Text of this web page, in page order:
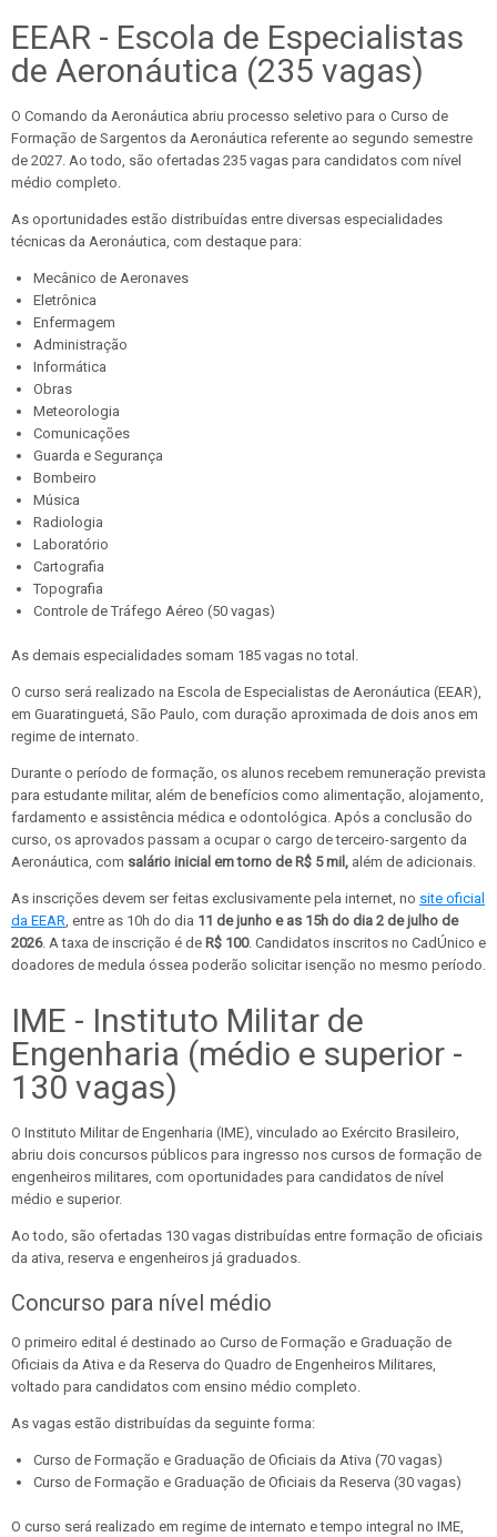
EEAR - Escola de Especialistas
de Aeronáutica (235 vagas)
O Comando da Aeronáutica abriu processo seletivo para o Curso de
Formação de Sargentos da Aeronáutica referente ao segundo semestre
de 2027. Ao todo, são ofertadas 235 vagas para candidatos com nível
médio completo.
As oportunidades estão distribuídas entre diversas especialidades
técnicas da Aeronáutica, com destaque para:
Mecânico de Aeronaves
Eletrônica
Enfermagem
Administração
Informática
Obras
Meteorologia
Comunicações
Guarda e Segurança
Bombeiro
Música
Radiologia
Laboratório
Cartografia
Topografia
Controle de Tráfego Aéreo (50 vagas)
As demais especialidades somam 185 vagas no total.
O curso será realizado na Escola de Especialistas de Aeronáutica (EEAR),
em Guaratinguetá, São Paulo, com duração aproximada de dois anos em
regime de internato.
Durante o período de formação, os alunos recebem remuneração prevista
para estudante militar, além de benefícios como alimentação, alojamento,
fardamento e assistência médica e odontológica. Após a conclusão do
curso, os aprovados passam a ocupar o cargo de terceiro-sargento da
Aeronáutica, com salário inicial em torno de R$ 5 mil, além de adicionais.
As inscrições devem ser feitas exclusivamente pela internet, no site oficial
da EEAR, entre as 10h do dia 11 de junho e as 15h do dia 2 de julho de
2026. A taxa de inscrição é de R$ 100. Candidatos inscritos no CadÚnico e
doadores de medula óssea poderão solicitar isenção no mesmo período.
IME - Instituto Militar de
Engenharia (médio e superior -
130 vagas)
O Instituto Militar de Engenharia (IME), vinculado ao Exército Brasileiro,
abriu dois concursos públicos para ingresso nos cursos de formação de
engenheiros militares, com oportunidades para candidatos de nível
médio e superior.
Ao todo, são ofertadas 130 vagas distribuídas entre formação de oficiais
da ativa, reserva e engenheiros já graduados.
Concurso para nível médio
O primeiro edital é destinado ao Curso de Formação e Graduação de
Oficiais da Ativa e da Reserva do Quadro de Engenheiros Militares,
voltado para candidatos com ensino médio completo.
As vagas estão distribuídas da seguinte forma:
Curso de Formação e Graduação de Oficiais da Ativa (70 vagas)
Curso de Formação e Graduação de Oficiais da Reserva (30 vagas)
O curso será realizado em regime de internato e tempo integral no IME,